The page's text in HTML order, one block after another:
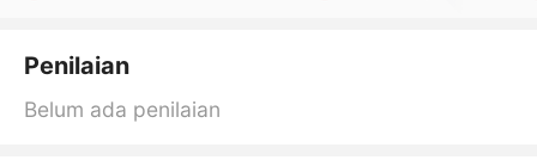
Penilaian
Belum ada penilaian